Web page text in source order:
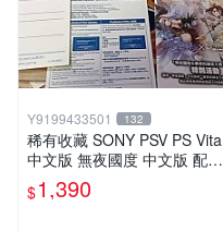
Y9199433501 132
稀有收藏 SONY PSV PS Vita
中文版 無夜國度 中文版 配件
回函卡齊全
$1,390